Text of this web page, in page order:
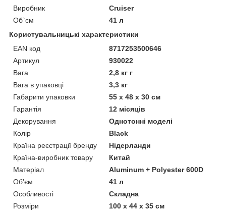
Виробник
Cruiser
Об`єм
41 л
Користувальницькі характеристики
EAN код
8717253500646
Артикул
930022
Вага
2,8 кг г
Вага в упаковці
3,3 кг
Габарити упаковки
55 х 48 х 30 см
Гарантія
12 місяців
Декорування
Однотонні моделі
Колір
Black
Країна реєстрації бренду
Нідерланди
Країна-виробник товару
Китай
Матеріал
Aluminum + Polyester 600D
Об'єм
41 л
Особливості
Складна
Розміри
100 x 44 x 35 см